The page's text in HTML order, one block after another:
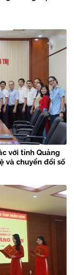
với tỉnh Quảng
và chuyển đổi số